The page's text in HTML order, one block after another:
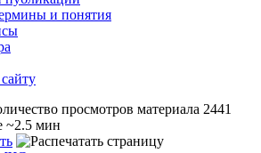
и понятия
2441
~2.5 мин